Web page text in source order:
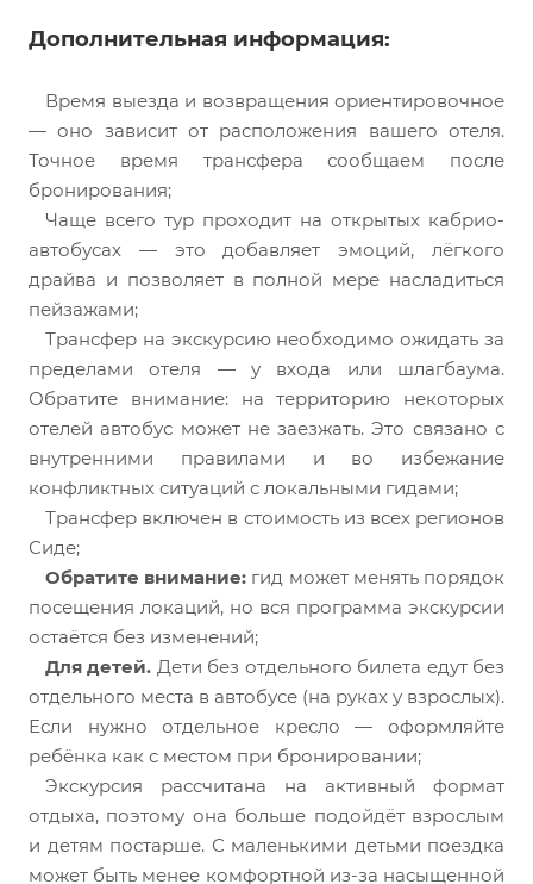
Дополнительная информация:
Время выезда и возвращения ориентировочное
— оно зависит от расположения вашего отеля.
Точное время трансфера сообщаем после
бронирования;
Чаще всего тур проходит на открытых кабрио-
автобусах — это добавляет эмоций, лёгкого
драйва и позволяет в полной мере насладиться
пейзажами;
Трансфер на экскурсию необходимо ожидать за
пределами отеля — у входа или шлагбаума.
Обратите внимание: на территорию некоторых
отелей автобус может не заезжать. Это связано с
внутренними правилами и во избежание
конфликтных ситуаций с локальными гидами;
Трансфер включен в стоимость из всех регионов
Сиде;
Обратите внимание: гид может менять порядок
посещения локаций, но вся программа экскурсии
остаётся без изменений;
Для детей. Дети без отдельного билета едут без
отдельного места в автобусе (на руках у взрослых).
Если нужно отдельное кресло — оформляйте
ребёнка как с местом при бронировании;
Экскурсия рассчитана на активный формат
отдыха, поэтому она больше подойдёт взрослым
и детям постарше. С маленькими детьми поездка
может быть менее комфортной из-за насыщенной